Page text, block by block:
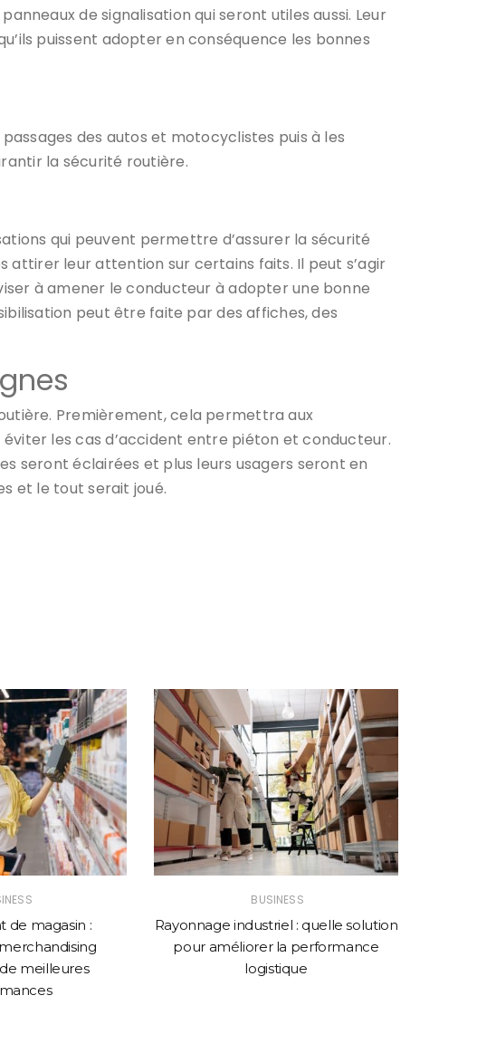
de signalisation qui seront utiles aussi. Leur
puissent adopter en conséquence les bonnes
des autos et motocyclistes puis à les
la sécurité routière.
qui peuvent permettre d’assurer la sécurité
attirer leur attention sur certains faits. Il peut s’agir
à amener le conducteur à adopter une bonne
peut être faite par des affiches, des
Premièrement, cela permettra aux
les cas d’accident entre piéton et conducteur.
seront éclairées et plus leurs usagers seront en
et le tout serait joué.
de magasin :
meilleures
BUSINESS
Rayonnage industriel : quelle solution
pour améliorer la performance
logistique